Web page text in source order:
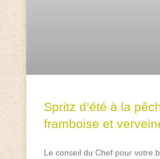
Spritz d’été à la
framboise et
Le conseil du Chef pour votre